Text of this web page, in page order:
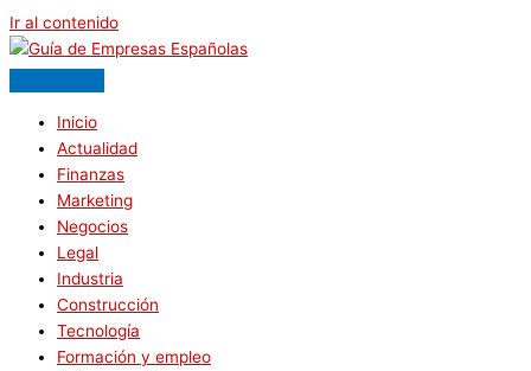
Ir al contenido
Inicio
Actualidad
Finanzas
Marketing
Negocios
Legal
Industria
Construcción
Tecnología
Formación y empleo